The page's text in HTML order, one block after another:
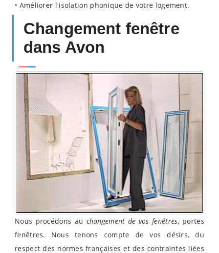
• Améliorer l'isolation phonique de votre logement.
Changement fenêtre
dans Avon
Nous procédons au changement de vos fenêtres, portes
fenêtres. Nous tenons compte de vos désirs, du
respect des normes françaises et des contraintes liées